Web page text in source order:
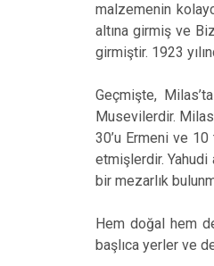
malzemenin
altına girmiş ve
girmiştir. 1923
Geçmişte,
Musevilerdir.
30’u Ermeni ve
etmişlerdir. Yahudi
bir mezarlık
Hem doğal hem
başlıca yerler ve